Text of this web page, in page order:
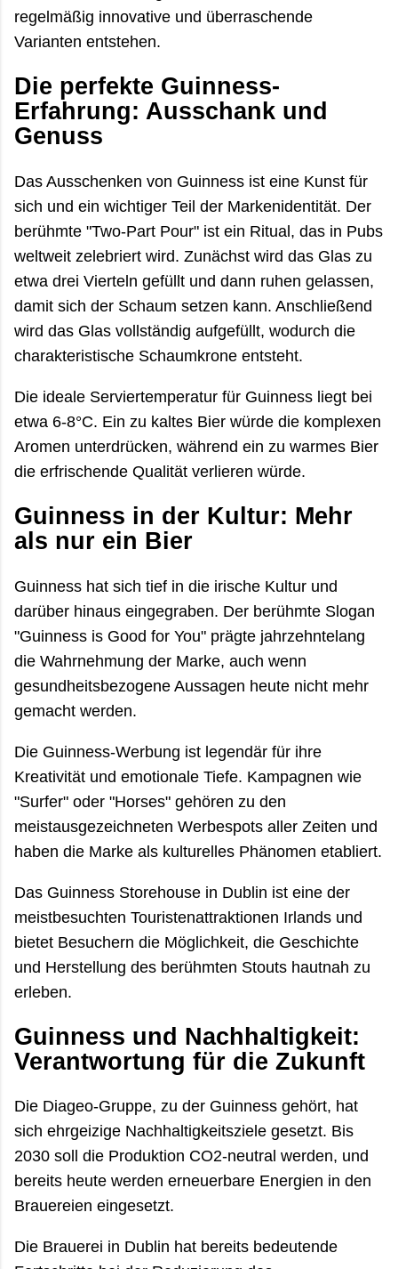
regelmäßig innovative und überraschende
Varianten entstehen.
Die perfekte Guinness-
Erfahrung: Ausschank und
Genuss
Das Ausschenken von Guinness ist eine Kunst für
sich und ein wichtiger Teil der Markenidentität. Der
berühmte "Two-Part Pour" ist ein Ritual, das in Pubs
weltweit zelebriert wird. Zunächst wird das Glas zu
etwa drei Vierteln gefüllt und dann ruhen gelassen,
damit sich der Schaum setzen kann. Anschließend
wird das Glas vollständig aufgefüllt, wodurch die
charakteristische Schaumkrone entsteht.
Die ideale Serviertemperatur für Guinness liegt bei
etwa 6-8°C. Ein zu kaltes Bier würde die komplexen
Aromen unterdrücken, während ein zu warmes Bier
die erfrischende Qualität verlieren würde.
Guinness in der Kultur: Mehr
als nur ein Bier
Guinness hat sich tief in die irische Kultur und
darüber hinaus eingegraben. Der berühmte Slogan
"Guinness is Good for You" prägte jahrzehntelang
die Wahrnehmung der Marke, auch wenn
gesundheitsbezogene Aussagen heute nicht mehr
gemacht werden.
Die Guinness-Werbung ist legendär für ihre
Kreativität und emotionale Tiefe. Kampagnen wie
"Surfer" oder "Horses" gehören zu den
meistausgezeichneten Werbespots aller Zeiten und
haben die Marke als kulturelles Phänomen etabliert.
Das Guinness Storehouse in Dublin ist eine der
meistbesuchten Touristenattraktionen Irlands und
bietet Besuchern die Möglichkeit, die Geschichte
und Herstellung des berühmten Stouts hautnah zu
erleben.
Guinness und Nachhaltigkeit:
Verantwortung für die Zukunft
Die Diageo-Gruppe, zu der Guinness gehört, hat
sich ehrgeizige Nachhaltigkeitsziele gesetzt. Bis
2030 soll die Produktion CO2-neutral werden, und
bereits heute werden erneuerbare Energien in den
Brauereien eingesetzt.
Die Brauerei in Dublin hat bereits bedeutende